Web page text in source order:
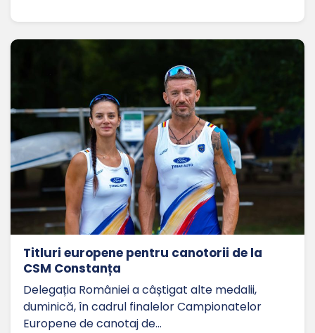
Titluri europene pentru canotorii de la
CSM Constanța
Delegația României a câștigat alte medalii,
duminică, în cadrul finalelor Campionatelor
Europene de canotaj de…